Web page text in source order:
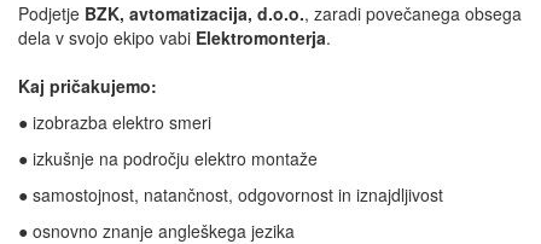
Podjetje BZK, avtomatizacija, d.o.o., zaradi povečanega obsega
dela v svojo ekipo vabi Elektromonterja.
Kaj pričakujemo:
● izobrazba elektro smeri
● izkušnje na področju elektro montaže
● samostojnost, natančnost, odgovornost in iznajdljivost
● osnovno znanje angleškega jezika